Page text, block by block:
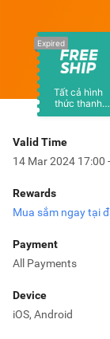
Tất cả hình
thức thanh
toán
Expired
Valid Time
14 Mar 2024 17:00
Rewards
Mua sắm ngay tại
Payment
All Payments
Device
iOS, Android